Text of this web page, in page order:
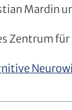
Mardin
Zentrum